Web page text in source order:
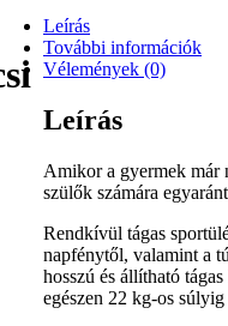
Leírás
További információk
Vélemények (0)
Leírás
Amikor a gyermek már
szülők számára
Rendkívül tágas
napfénytől, valamint a
hosszú és állítható
egészen 22 kg-os